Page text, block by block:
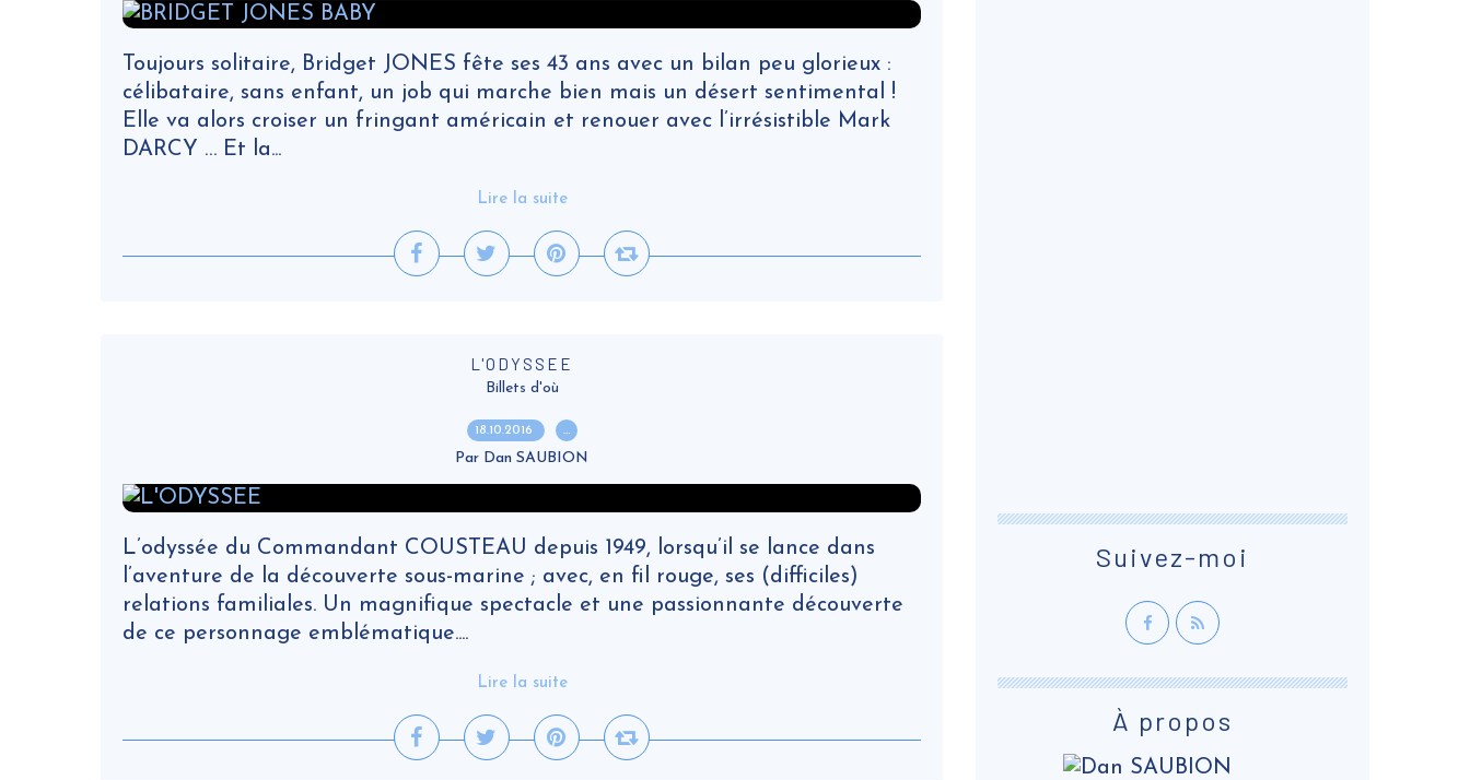
Toujours solitaire, Bridget JONES fête ses 43 ans avec un bilan peu glorieux :
célibataire, sans enfant, un job qui marche bien mais un désert sentimental !
Elle va alors croiser un fringant américain et renouer avec l’irrésistible Mark
DARCY … Et la...
Lire la suite
L'ODYSSEE
Billets d'où
18.10.2016 …
Par Dan SAUBION
L’odyssée du Commandant COUSTEAU depuis 1949, lorsqu’il se lance dans
l’aventure de la découverte sous-marine ; avec, en fil rouge, ses (difficiles)
relations familiales. Un magnifique spectacle et une passionnante découverte
de ce personnage emblématique....
Lire la suite
Suivez-moi
À propos